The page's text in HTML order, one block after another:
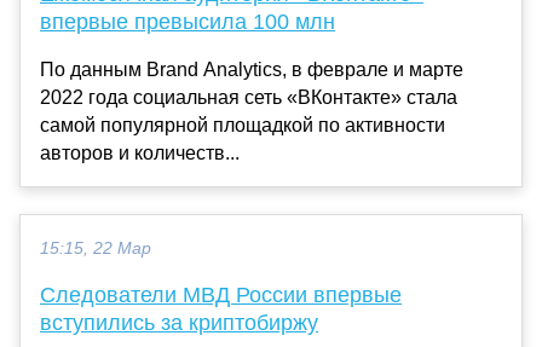
впервые превысила 100 млн
По данным Brand Analytics, в феврале и марте
2022 года социальная сеть «ВКонтакте» стала
самой популярной площадкой по активности
авторов и количеств...
15:15, 22 Мар
Следователи МВД России впервые
вступились за криптобиржу